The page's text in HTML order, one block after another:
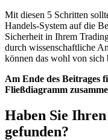
Mit diesen 5 Schritten
Handels-System auf die
Sicherheit in Ihrem
durch wissenschaftliche
können das wohl von sich
Am Ende des Beitrages
Fließdiagramm
Haben Sie
gefunden?